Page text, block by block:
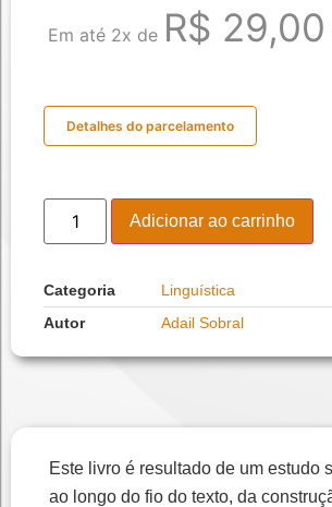
Em até 2x de R$ 29,00
Detalhes do parcelamento
Adicionar ao carrinho
Categoria
Linguística
Autor
Adail Sobral
Este livro é resultado de um estudo
ao longo do fio do texto, da